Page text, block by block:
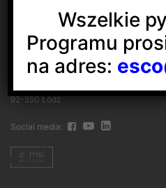
Veolia Energia Łódź S.A.
92-550 Łódź
Social media:
Wszelkie
Programu
na adres: